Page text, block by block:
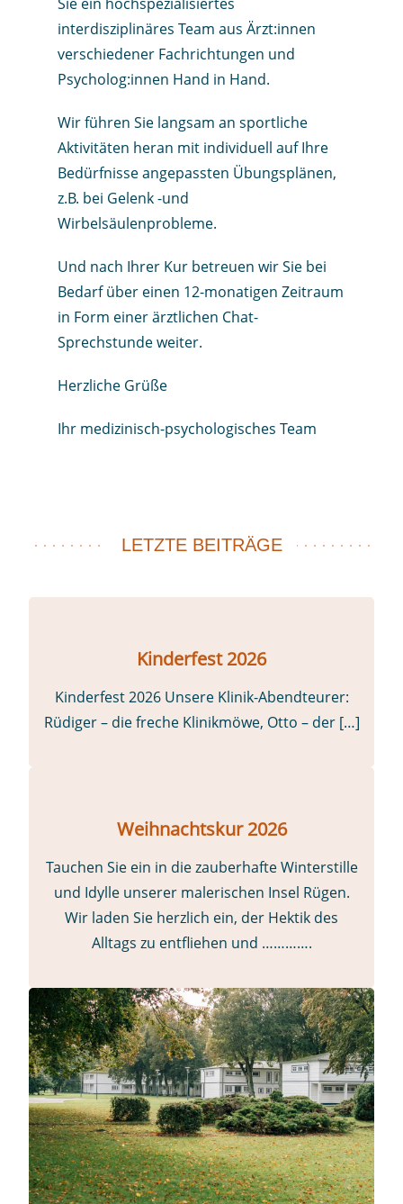
interdisziplinäres Team aus Ärzt:innen
verschiedener Fachrichtungen und
Psycholog:innen Hand in Hand.
Wir führen Sie langsam an sportliche
Aktivitäten heran mit individuell auf Ihre
Bedürfnisse angepassten Übungsplänen,
z.B. bei Gelenk -und
Wirbelsäulenprobleme.
Und nach Ihrer Kur betreuen wir Sie bei
Bedarf über einen 12-monatigen Zeitraum
in Form einer ärztlichen Chat-
Sprechstunde weiter.
Herzliche Grüße
Ihr medizinisch-psychologisches Team
LETZTE BEITRÄGE
Kinderfest 2026
Kinderfest 2026 Unsere Klinik-Abendteurer:
Rüdiger – die freche Klinikmöwe, Otto – der […]
Weihnachtskur 2026
Tauchen Sie ein in die zauberhafte Winterstille
und Idylle unserer malerischen Insel Rügen.
Wir laden Sie herzlich ein, der Hektik des
Alltags zu entfliehen und ………….